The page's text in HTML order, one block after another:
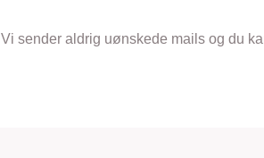
Vi sender aldrig uønskede mails og du